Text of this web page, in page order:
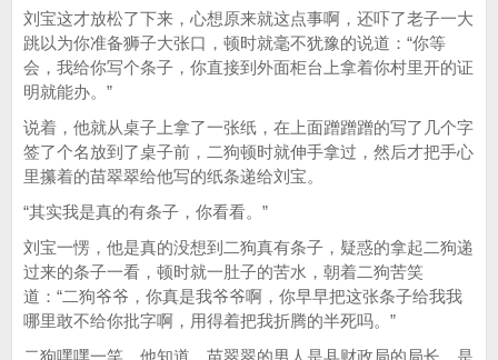
刘宝这才放松了下来，心想原来就这点事啊，还吓了老子一大
跳以为你准备狮子大张口，顿时就毫不犹豫的说道：“你等
会，我给你写个条子，你直接到外面柜台上拿着你村里开的证
明就能办。”
说着，他就从桌子上拿了一张纸，在上面蹭蹭蹭的写了几个字
签了个名放到了桌子前，二狗顿时就伸手拿过，然后才把手心
里攥着的苗翠翠给他写的纸条递给刘宝。
“其实我是真的有条子，你看看。”
刘宝一愣，他是真的没想到二狗真有条子，疑惑的拿起二狗递
过来的条子一看，顿时就一肚子的苦水，朝着二狗苦笑
道：“二狗爷爷，你真是我爷爷啊，你早早把这张条子给我我
哪里敢不给你批字啊，用得着把我折腾的半死吗。”
二狗嘿嘿一笑，他知道，苗翠翠的男人是县财政局的局长，是